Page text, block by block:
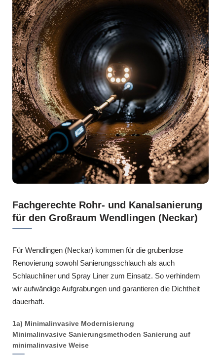
Fachgerechte Rohr- und Kanalsanierung
für den Großraum Wendlingen (Neckar)
Für Wendlingen (Neckar) kommen für die grubenlose
Renovierung sowohl Sanierungsschlauch als auch
Schlauchliner und Spray Liner zum Einsatz. So verhindern
wir aufwändige Aufgrabungen und garantieren die Dichtheit
dauerhaft.
1a) Minimalinvasive Modernisierung
Minimalinvasive Sanierungsmethoden Sanierung auf
minimalinvasive Weise